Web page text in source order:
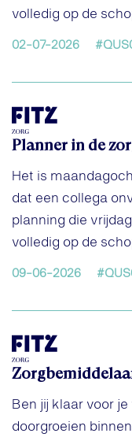
volledig op de
02-07-2026
Planner in de
Het is
dat een collega
planning die
volledig op de
09-06-2026
Ben jij klaar voor
doorgroeien